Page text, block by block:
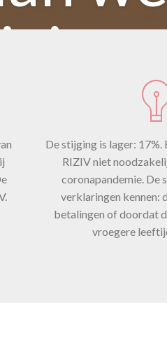
De stijging is lager: 17%.
RIZIV niet
coronapandemie. De
verklaringen kennen:
betalingen of doordat
vroegere